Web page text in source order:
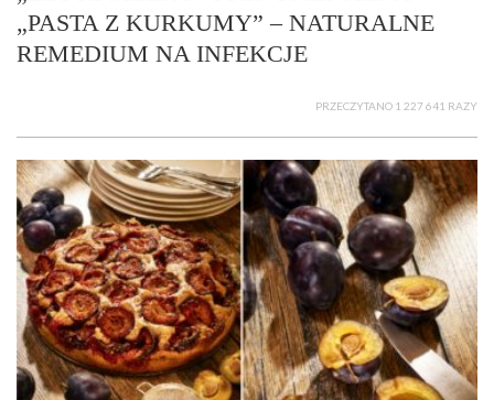
„PASTA Z KURKUMY” – NATURALNE
REMEDIUM NA INFEKCJE
PRZECZYTANO 1 227 641 RAZY